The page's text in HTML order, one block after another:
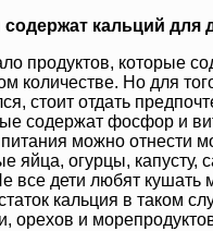
кальций для
продуктов, которые
количестве. Но для
стоит отдать
содержат фосфор и
можно отнести
яйца, огурцы, капусту,
все дети любят кушать
кальция в таком
орехов и